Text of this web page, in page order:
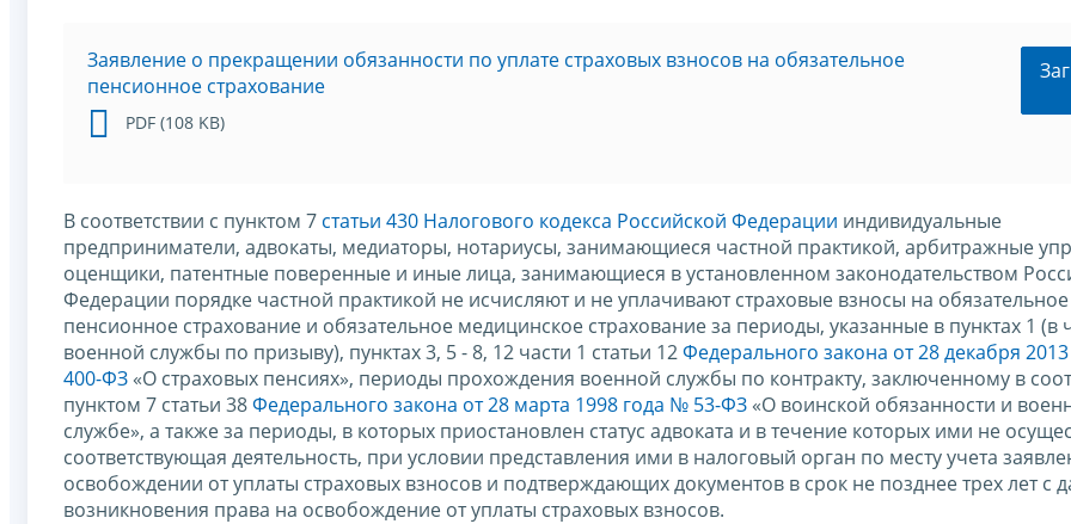
Заявление о прекращении обязанности по уплате страховых взносов на обязательное
пенсионное страхование
PDF (108 KB)
В соответствии с пунктом 7 статьи 430 Налогового кодекса Российской Федерации индивидуальные
предприниматели, адвокаты, медиаторы, нотариусы, занимающиеся частной практикой, арбитражные
оценщики, патентные поверенные и иные лица, занимающиеся в установленном законодательством
Федерации порядке частной практикой не исчисляют и не уплачивают страховые взносы на обязательное
пенсионное страхование и обязательное медицинское страхование за периоды, указанные в пунктах 1 (в
военной службы по призыву), пунктах 3, 5 - 8, 12 части 1 статьи 12Федерального закона от 28 декабря
400-ФЗ «О страховых пенсиях», периоды прохождения военной службы по контракту, заключенному в
пунктом 7 статьи 38Федерального закона от 28 марта 1998 года № 53-ФЗ «О воинской обязанности и
службе», а также за периоды, в которых приостановлен статус адвоката и в течение которых ими не
соответствующая деятельность, при условии представления ими в налоговый орган по месту учета
освобождении от уплаты страховых взносов и подтверждающих документов в срок не позднее трех лет с
возникновения права на освобождение от уплаты страховых взносов.